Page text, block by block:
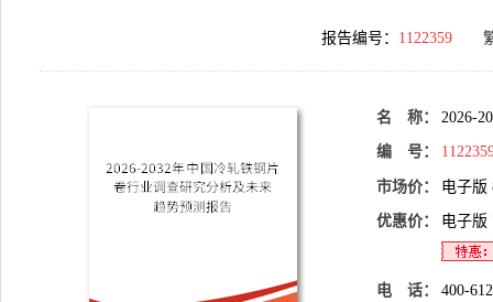
报告编号： 1122359
名 称： 2026-
编 号：
市场价： 电子版
优惠价： 电子版
电 话： 400-